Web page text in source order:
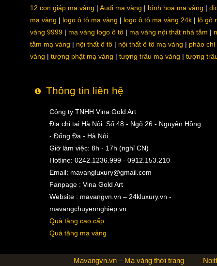
12 con giáp mạ vàng Audi mạ vàng bình hoa mạ vàng
mạ vàng
logo ô tô mạ vàng logo ô tô mạ vàng 24k
lô gô
vàng 9999
mạ vàng logo ô tô mạ vàng nội thất nhà tắm
tắm mạ vàng
nội thất ô tô nội thất ô tô mạ vàng
phào chỉ
vàng
tượng phật mạ vàng tượng trâu mạ vàng tượng
Thông tin liên hệ
Công ty TNHH Vina Gold Art
Địa chỉ tại Hà Nội: Số 48 - Ngõ 26 - Nguyên Hồng
- Đống Đa - Hà Nội.
Giờ làm việc: 8h - 17h (nghỉ CN)
Hotline: 0242.1236.999 - 0912.153.210
Email: mavangluxury@gmail.com
Fanpage : Vina Gold Art
Website : mavangvn.vn – 24kluxury.vn -
mavangchuyennghiep.vn
Quà tặng cao cấp
Quà tặng mạ vàng
Mavangvn.vn – Mạ vàng thời trang